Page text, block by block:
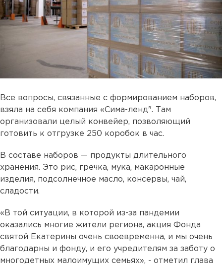
Все вопросы, связанные с формированием наборов,
взяла на себя компания «Сима-ленд". Там
организовали целый конвейер, позволяющий
готовить к отгрузке 250 коробок в час.
В составе наборов — продукты длительного
хранения. Это рис, гречка, мука, макаронные
изделия, подсолнечное масло, консервы, чай,
сладости.
«В той ситуации, в которой из-за пандемии
оказались многие жители региона, акция Фонда
святой Екатерины очень своевременна, и мы очень
благодарны и фонду, и его учредителям за заботу о
многодетных малоимущих семьях», - отметил глава